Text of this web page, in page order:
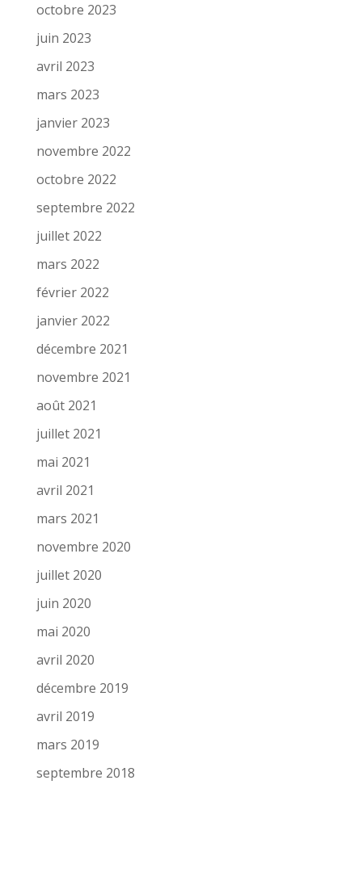
octobre 2023
juin 2023
avril 2023
mars 2023
janvier 2023
novembre 2022
octobre 2022
septembre 2022
juillet 2022
mars 2022
février 2022
janvier 2022
décembre 2021
novembre 2021
août 2021
juillet 2021
mai 2021
avril 2021
mars 2021
novembre 2020
juillet 2020
juin 2020
mai 2020
avril 2020
décembre 2019
avril 2019
mars 2019
septembre 2018